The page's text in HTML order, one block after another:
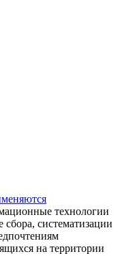
технологии
систематизации
на территории